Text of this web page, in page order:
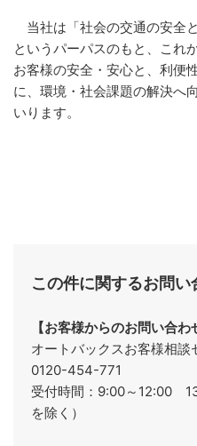
当社は「社会の交通の安全
というパーパスのもと、これ
お客様の安全・安心と、利便
に、環境・社会課題の解決へ
いります。
この件に関するお問い
【お客様からのお問い合わ
オートバックスお客様相談
0120-454-771
受付時間：9:00～12:00
を除く）